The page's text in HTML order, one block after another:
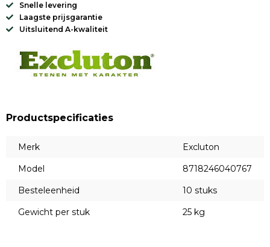
Snelle levering
Laagste prijsgarantie
Uitsluitend A-kwaliteit
Productspecificaties
Merk
Excluton
Model
8718246040767
Besteleenheid
10 stuks
Gewicht per stuk
25 kg